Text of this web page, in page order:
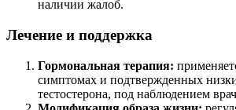
наличии жалоб.
Лечение и поддержка
Гормональная терапия:
симптомах и подтвержденных
тестостерона, под наблюдением